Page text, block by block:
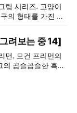
림 시리즈. 고양이
의 형태를 가진 눈
려보는 중 14]
먼. 모건 프리먼의
곱슬곱슬한 흑인